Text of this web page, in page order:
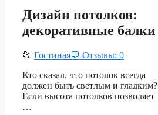
Дизайн потолков:
декоративные балки
📂 Гостиная💬 Отзывы: 0
Кто сказал, что потолок всегда
должен быть светлым и гладким?
Если высота потолков позволяет
…